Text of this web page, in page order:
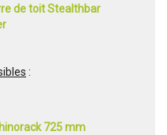
de toit Stealthbar
:
725 mm